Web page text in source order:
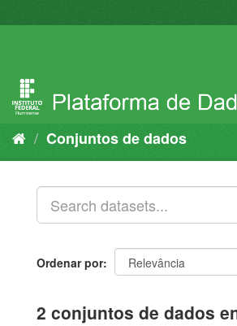
para
Conjuntos de dados
Ordenar por
2 conjuntos de dados